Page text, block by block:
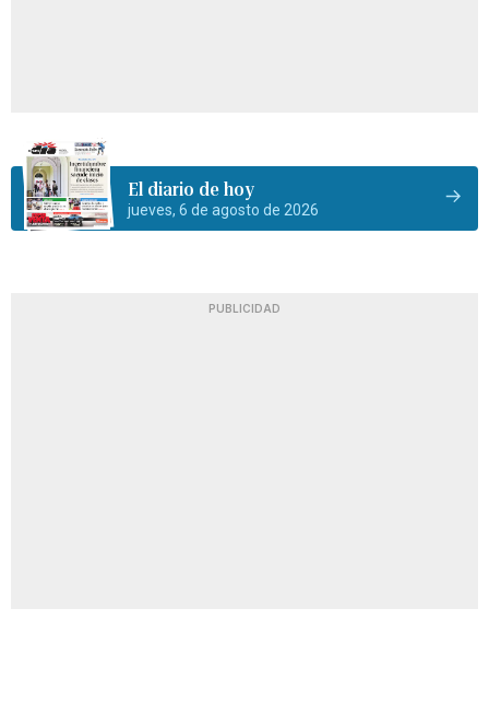
El diario de hoy
jueves, 6 de agosto de 2026
PUBLICIDAD